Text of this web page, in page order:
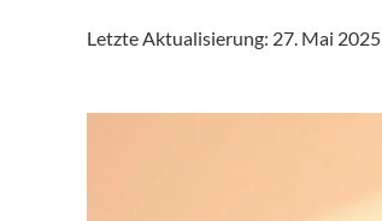
Letzte Aktualisierung: 27. Mai 2025